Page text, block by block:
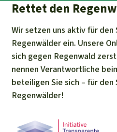
Rettet den
Wir setzen uns aktiv für den
Regenwälder ein. Unsere
sich gegen Regenwald
nennen Verantwortliche
beteiligen Sie sich – für den
Regenwälder!